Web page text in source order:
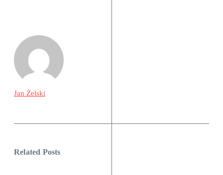
Jan Żelski
Related Posts